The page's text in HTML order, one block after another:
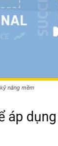
năng mềm
áp